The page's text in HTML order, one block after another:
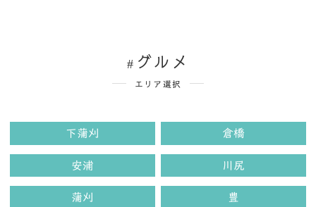
グルメ
エリア選択
下蒲刈 倉橋
安浦 川尻
蒲刈 豊